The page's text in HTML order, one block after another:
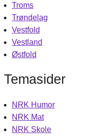
Troms
Trøndelag
Vestfold
Vestland
Østfold
Temasider
NRK Humor
NRK Mat
NRK Skole